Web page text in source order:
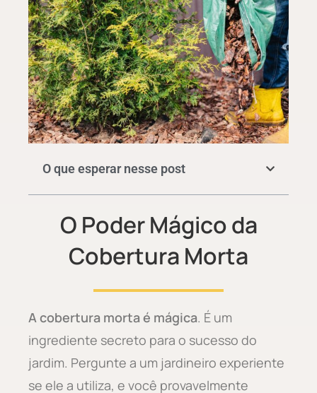
O que esperar nesse post
O Poder Mágico da
Cobertura Morta
A cobertura morta é mágica. É um
ingrediente secreto para o sucesso do
jardim. Pergunte a um jardineiro experiente
se ele a utiliza, e você provavelmente